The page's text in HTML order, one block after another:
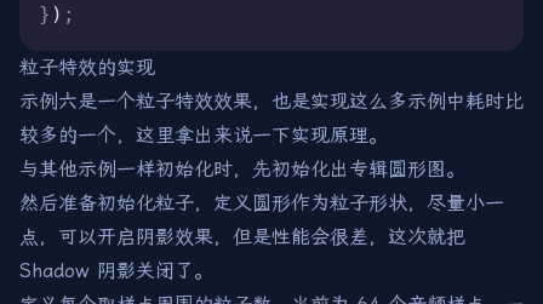
} ) ;
粒子特效的实现
示例六是一个粒子特效效果，也是实现这么多示例中耗时比
较多的一个，这里拿出来说一下实现原理。
与其他示例一样初始化时，先初始化出专辑圆形图。
然后准备初始化粒子，定义圆形作为粒子形状，尽量小一
点，可以开启阴影效果，但是性能会很差，这次就把
Shadow 阴影关闭了。